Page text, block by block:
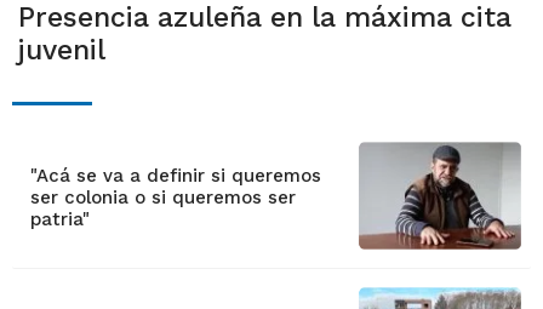
Presencia azuleña en la máxima cita
juvenil
"Acá se va a definir si queremos
ser colonia o si queremos ser
patria"